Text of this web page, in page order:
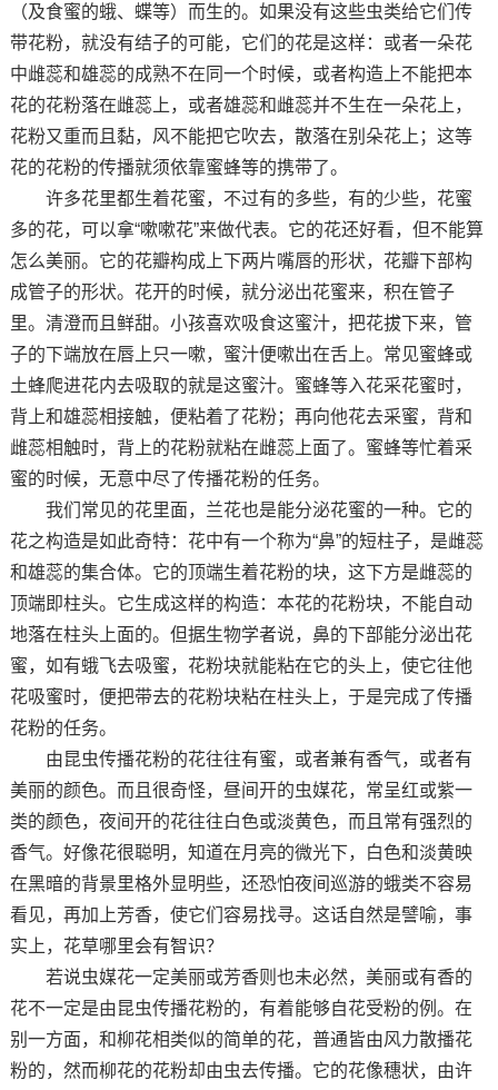
（及食蜜的蛾、蝶等）而生的。如果没有这些虫类给它们传
带花粉，就没有结子的可能，它们的花是这样：或者一朵花
中雌蕊和雄蕊的成熟不在同一个时候，或者构造上不能把本
花的花粉落在雌蕊上，或者雄蕊和雌蕊并不生在一朵花上，
花粉又重而且黏，风不能把它吹去，散落在别朵花上；这等
花的花粉的传播就须依靠蜜蜂等的携带了。
许多花里都生着花蜜，不过有的多些，有的少些，花蜜
多的花，可以拿“嗽嗽花”来做代表。它的花还好看，但不能算
怎么美丽。它的花瓣构成上下两片嘴唇的形状，花瓣下部构
成管子的形状。花开的时候，就分泌出花蜜来，积在管子
里。清澄而且鲜甜。小孩喜欢吸食这蜜汁，把花拔下来，管
子的下端放在唇上只一嗽，蜜汁便嗽出在舌上。常见蜜蜂或
土蜂爬进花内去吸取的就是这蜜汁。蜜蜂等入花采花蜜时，
背上和雄蕊相接触，便粘着了花粉；再向他花去采蜜，背和
雌蕊相触时，背上的花粉就粘在雌蕊上面了。蜜蜂等忙着采
蜜的时候，无意中尽了传播花粉的任务。
我们常见的花里面，兰花也是能分泌花蜜的一种。它的
花之构造是如此奇特：花中有一个称为“鼻”的短柱子，是雌蕊
和雄蕊的集合体。它的顶端生着花粉的块，这下方是雌蕊的
顶端即柱头。它生成这样的构造：本花的花粉块，不能自动
地落在柱头上面的。但据生物学者说，鼻的下部能分泌出花
蜜，如有蛾飞去吸蜜，花粉块就能粘在它的头上，使它往他
花吸蜜时，便把带去的花粉块粘在柱头上，于是完成了传播
花粉的任务。
由昆虫传播花粉的花往往有蜜，或者兼有香气，或者有
美丽的颜色。而且很奇怪，昼间开的虫媒花，常呈红或紫一
类的颜色，夜间开的花往往白色或淡黄色，而且常有强烈的
香气。好像花很聪明，知道在月亮的微光下，白色和淡黄映
在黑暗的背景里格外显明些，还恐怕夜间巡游的蛾类不容易
看见，再加上芳香，使它们容易找寻。这话自然是譬喻，事
实上，花草哪里会有智识？
若说虫媒花一定美丽或芳香则也未必然，美丽或有香的
花不一定是由昆虫传播花粉的，有着能够自花受粉的例。在
别一方面，和柳花相类似的简单的花，普通皆由风力散播花
粉的，然而柳花的花粉却由虫去传播。它的花像穗状，由许